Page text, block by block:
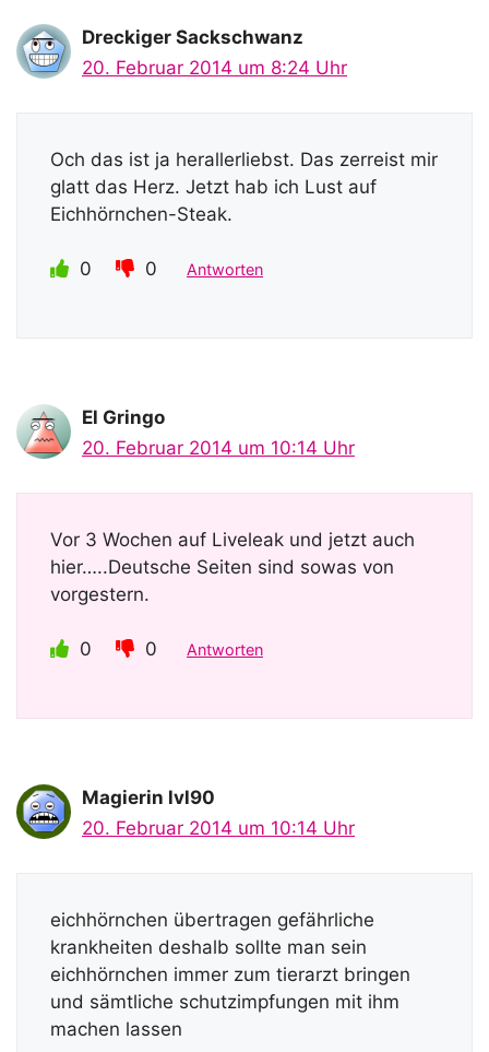
Dreckiger Sackschwanz
20. Februar 2014 um 8:24 Uhr
Och das ist ja herallerliebst. Das zerreist mir
glatt das Herz. Jetzt hab ich Lust auf
Eichhörnchen-Steak.
0 0 Antworten
El Gringo
20. Februar 2014 um 10:14 Uhr
Vor 3 Wochen auf Liveleak und jetzt auch
hier…..Deutsche Seiten sind sowas von
vorgestern.
0 0 Antworten
Magierin lvl90
20. Februar 2014 um 10:14 Uhr
eichhörnchen übertragen gefährliche
krankheiten deshalb sollte man sein
eichhörnchen immer zum tierarzt bringen
und sämtliche schutzimpfungen mit ihm
machen lassen